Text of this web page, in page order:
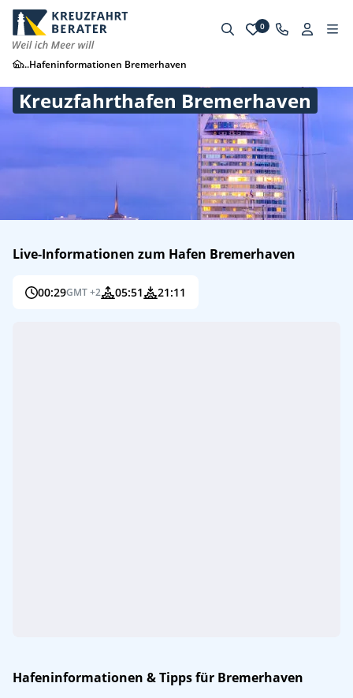
0
...Hafeninformationen Bremerhaven
Kreuzfahrthafen Bremerhaven
Live-Informationen zum Hafen Bremerhaven
00:29GMT +2 05:51 21:11
Hafeninformationen & Tipps für Bremerhaven